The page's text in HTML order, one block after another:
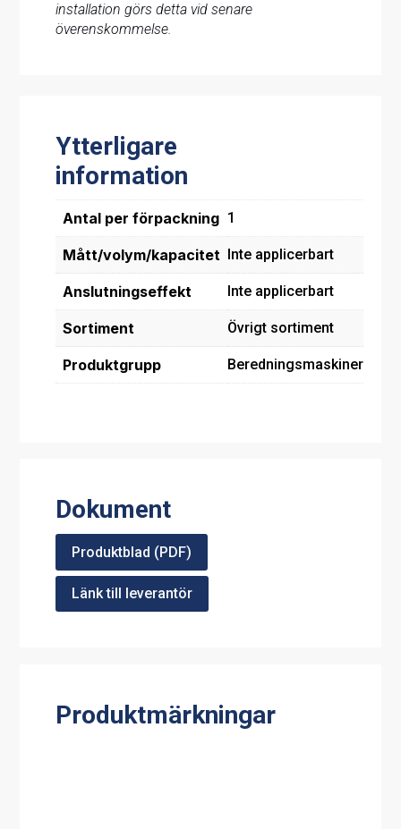
installation görs detta vid senare
överenskommelse.
Ytterligare
information
Antal per förpackning 1
Mått/volym/kapacitet Inte applicerbart
Anslutningseffekt Inte applicerbart
Sortiment Övrigt sortiment
Produktgrupp Beredningsmaskiner
Dokument
Produktblad (PDF)
Länk till leverantör
Produktmärkningar